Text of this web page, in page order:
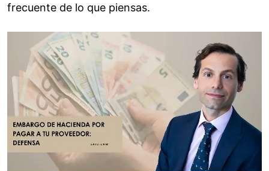
frecuente de lo que piensas.